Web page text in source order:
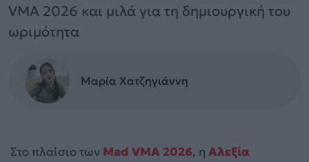
VMA 2026 και μιλά για τη δημιουργική του
ωριμότητα
Μαρία Χατζηγιάννη
Στο πλαίσιο των Mad VMA 2026, η Αλεξία